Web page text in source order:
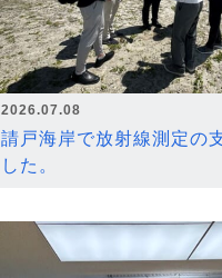
2026.07.08
請戸海岸で放射線測定の
した。